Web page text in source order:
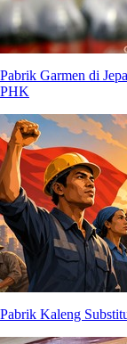
Pabrik Garmen di
PHK
Pabrik Kaleng